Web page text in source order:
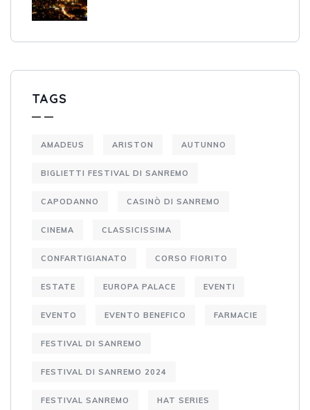
TAGS
AMADEUS ARISTON AUTUNNO
BIGLIETTI FESTIVAL DI SANREMO
CAPODANNO CASINÒ DI SANREMO
CINEMA CLASSICISSIMA
CONFARTIGIANATO CORSO FIORITO
ESTATE EUROPA PALACE EVENTI
EVENTO EVENTO BENEFICO FARMACIE
FESTIVAL DI SANREMO
FESTIVAL DI SANREMO 2024
FESTIVAL SANREMO HAT SERIES